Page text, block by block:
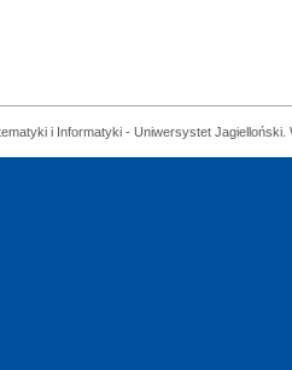
i Informatyki - Uniwersystet